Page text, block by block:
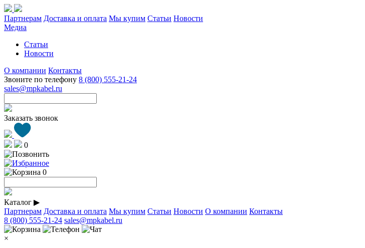
Партнерам Доставка и оплата Мы купим Статьи Новости
Медиа
Статьи
Новости
О компании Контакты
Звоните по телефону 8 (800) 555-21-24
sales@mpkabel.ru
Заказать звонок
0
0
Каталог ▶
Партнерам Доставка и оплата Мы купим Статьи Новости О компании Контакты
8 (800) 555-21-24 sales@mpkabel.ru
×